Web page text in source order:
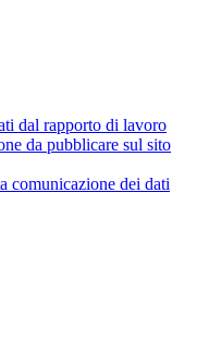
dal rapporto di lavoro
da pubblicare sul sito
comunicazione dei dati